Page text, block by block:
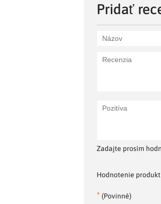
Pridať
Zadajte prosím
Hodnotenie
* (Povinné)